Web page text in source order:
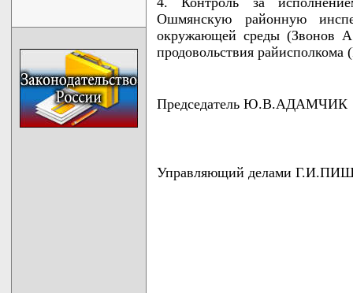
Ошмянскую районную
окружающей среды (Звонов
продовольствия райисполкома
Председатель Ю.В.АДАМЧИК
Управляющий делами